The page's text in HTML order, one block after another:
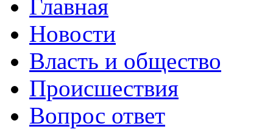
Главная
Новости
Власть и общество
Происшествия
Вопрос ответ